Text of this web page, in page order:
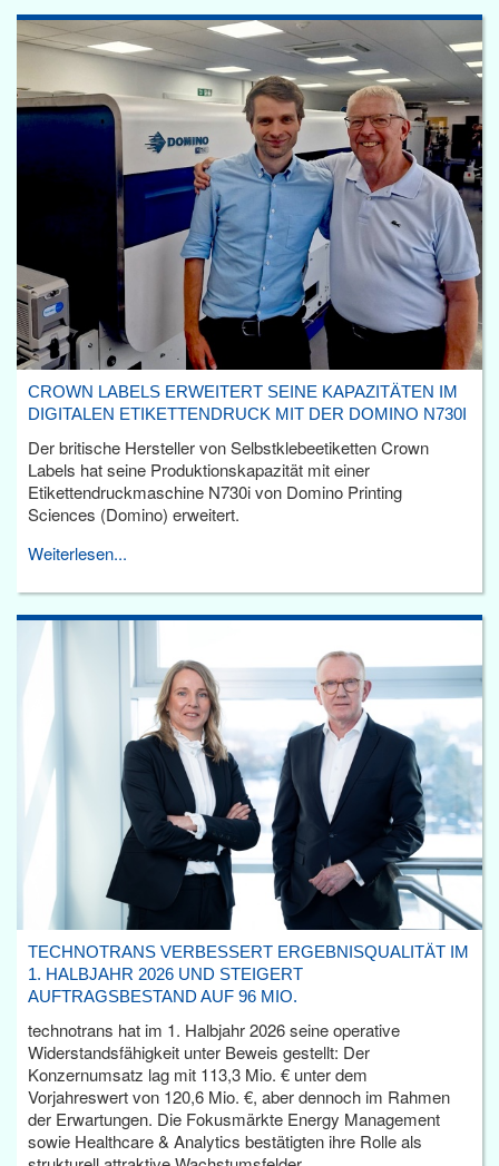
CROWN LABELS ERWEITERT SEINE KAPAZITÄTEN IM
DIGITALEN ETIKETTENDRUCK MIT DER DOMINO N730I
Der britische Hersteller von Selbstklebeetiketten Crown
Labels hat seine Produktionskapazität mit einer
Etikettendruckmaschine N730i von Domino Printing
Sciences (Domino) erweitert.
Weiterlesen...
TECHNOTRANS VERBESSERT ERGEBNISQUALITÄT IM
1. HALBJAHR 2026 UND STEIGERT
AUFTRAGSBESTAND AUF 96 MIO.
technotrans hat im 1. Halbjahr 2026 seine operative
Widerstandsfähigkeit unter Beweis gestellt: Der
Konzernumsatz lag mit 113,3 Mio. € unter dem
Vorjahreswert von 120,6 Mio. €, aber dennoch im Rahmen
der Erwartungen. Die Fokusmärkte Energy Management
sowie Healthcare & Analytics bestätigten ihre Rolle als